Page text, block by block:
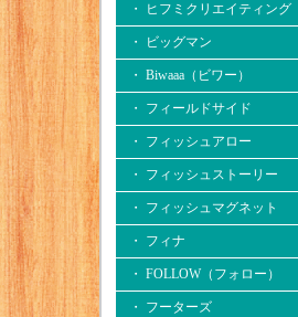
・ ヒフミクリエイティング
・ ビッグマン
・ Biwaaa（ビワー）
・ フィールドサイド
・ フィッシュアロー
・ フィッシュストーリー
・ フィッシュマグネット
・ フィナ
・ FOLLOW（フォロー）
・ フーターズ